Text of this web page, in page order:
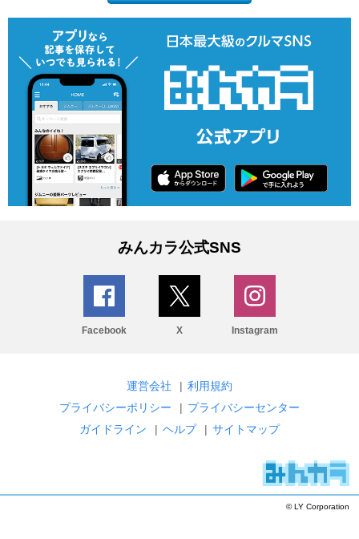
みんカラ公式SNS
Facebook X Instagram
運営会社 | 利用規約
プライバシーポリシー
| プライバシーセンター
ガイドライン
| ヘルプ | サイトマップ
© LY Corporation